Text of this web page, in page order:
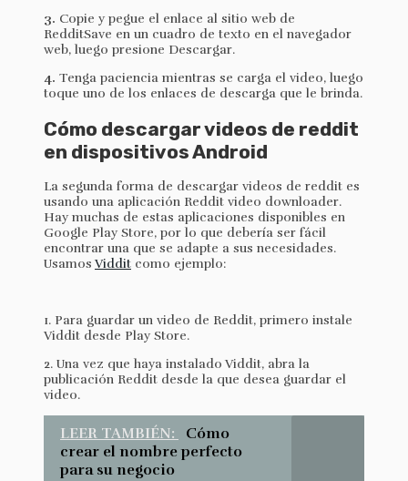
3. Copie y pegue el enlace al sitio web de
RedditSave en un cuadro de texto en el navegador
web, luego presione Descargar.
4. Tenga paciencia mientras se carga el video, luego
toque uno de los enlaces de descarga que le brinda.
Cómo descargar videos de reddit
en dispositivos Android
La segunda forma de descargar videos de reddit es
usando una aplicación Reddit video downloader.
Hay muchas de estas aplicaciones disponibles en
Google Play Store, por lo que debería ser fácil
encontrar una que se adapte a sus necesidades.
UsamosViddit como ejemplo:
1. Para guardar un video de Reddit, primero instale
Viddit desde Play Store.
2. Una vez que haya instalado Viddit, abra la
publicación Reddit desde la que desea guardar el
video.
LEER TAMBIÉN:
Cómo
crear el nombre perfecto
para su negocio